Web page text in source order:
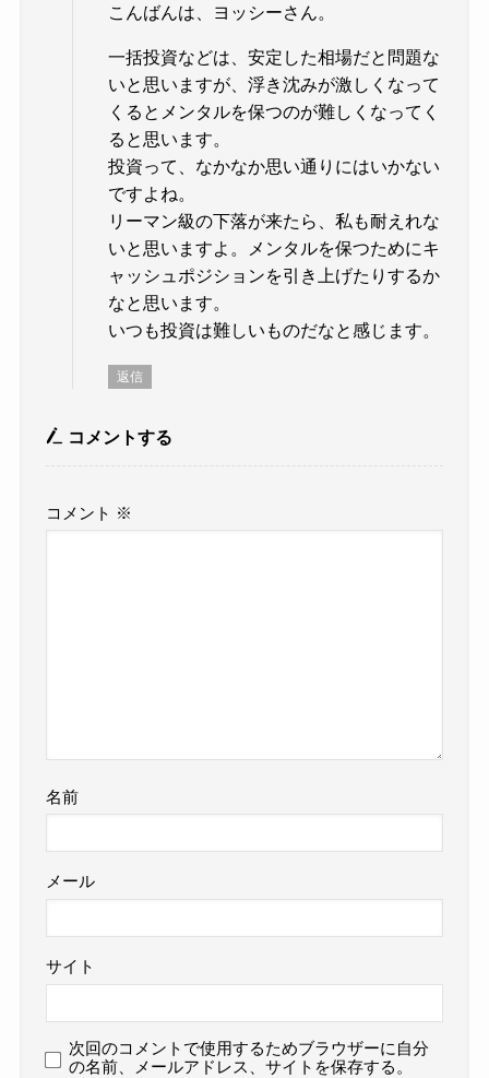
こんばんは、ヨッシーさん。
一括投資などは、安定した相場だと問題な
いと思いますが、浮き沈みが激しくなって
くるとメンタルを保つのが難しくなってく
ると思います。
投資って、なかなか思い通りにはいかない
ですよね。
リーマン級の下落が来たら、私も耐えれな
いと思いますよ。メンタルを保つためにキ
ャッシュポジションを引き上げたりするか
なと思います。
いつも投資は難しいものだなと感じます。
返信
コメントする
コメント ※
名前
メール
サイト
次回のコメントで使用するためブラウザーに自分
の名前、メールアドレス、サイトを保存する。